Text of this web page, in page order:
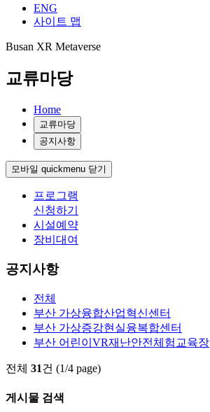
ENG
사이트 맵
Busan XR Metaverse
교류마당
Home
교류마당
공지사항
모바일 quickmenu 닫기
프로그램
신청하기
시설예약
장비대여
공지사항
전체
부산 가상융합산업혁신센터
부산 가상증강현실융복합센터
부산 어린이VR재난안전체험교육장
전체 31건 (1/4 page)
게시물 검색